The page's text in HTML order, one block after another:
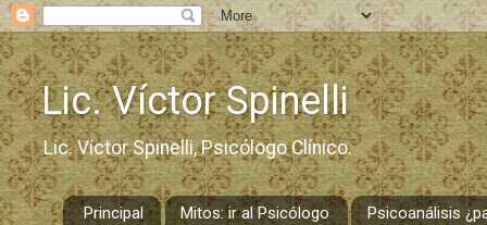
Lic. Víctor Spinelli
Lic. Víctor Spinelli, Psicólogo Clínico.
Principal Mitos: ir al Psicólogo Psicoanálisis